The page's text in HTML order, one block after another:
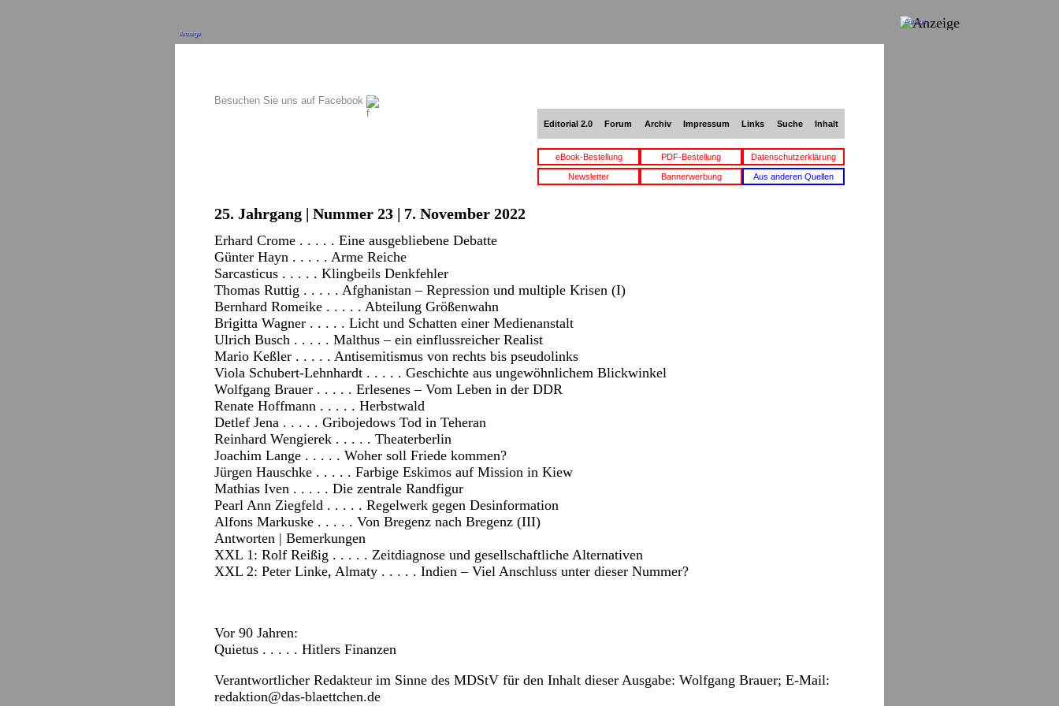
Anzeige
Besuchen Sie uns auf Facebook
Editorial 2.0 Forum Archiv Impressum Links Suche Inhalt
eBook-Bestellung PDF-Bestellung Datenschutzerklärung
Newsletter Bannerwerbung Aus anderen Quellen
25. Jahrgang | Nummer 23 | 7. November 2022
Erhard Crome . . . . . Eine ausgebliebene Debatte
Günter Hayn . . . . . Arme Reiche
Sarcasticus . . . . . Klingbeils Denkfehler
Thomas Ruttig . . . . . Afghanistan – Repression und multiple Krisen (I)
Bernhard Romeike . . . . . Abteilung Größenwahn
Brigitta Wagner . . . . . Licht und Schatten einer Medienanstalt
Ulrich Busch . . . . . Malthus – ein einflussreicher Realist
Mario Keßler . . . . . Antisemitismus von rechts bis pseudolinks
Viola Schubert-Lehnhardt . . . . . Geschichte aus ungewöhnlichem Blickwinkel
Wolfgang Brauer . . . . . Erlesenes – Vom Leben in der DDR
Renate Hoffmann . . . . . Herbstwald
Detlef Jena . . . . . Gribojedows Tod in Teheran
Reinhard Wengierek . . . . . Theaterberlin
Joachim Lange . . . . . Woher soll Friede kommen?
Jürgen Hauschke . . . . . Farbige Eskimos auf Mission in Kiew
Mathias Iven . . . . . Die zentrale Randfigur
Pearl Ann Ziegfeld . . . . . Regelwerk gegen Desinformation
Alfons Markuske . . . . . Von Bregenz nach Bregenz (III)
Antworten | Bemerkungen
XXL 1: Rolf Reißig . . . . . Zeitdiagnose und gesellschaftliche Alternativen
XXL 2: Peter Linke, Almaty . . . . . Indien – Viel Anschluss unter dieser Nummer?
Vor 90 Jahren:
Quietus . . . . . Hitlers Finanzen
Verantwortlicher Redakteur im Sinne des MDStV für den Inhalt dieser Ausgabe: Wolfgang Brauer; E-Mail:
redaktion@das-blaettchen.de
Anzeige